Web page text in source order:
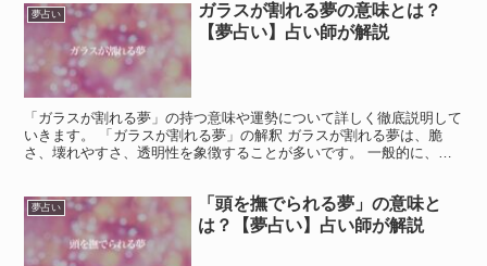
夢占い
ガラスが割れる夢の意味とは？
【夢占い】占い師が解説
「ガラスが割れる夢」の持つ意味や運勢について詳しく徹底説明して
いきます。 「ガラスが割れる夢」の解釈 ガラスが割れる夢は、脆
さ、壊れやすさ、透明性を象徴することが多いです。 一般的に、ガ
夢占い
「頭を撫でられる夢」の意味と
は？【夢占い】占い師が解説